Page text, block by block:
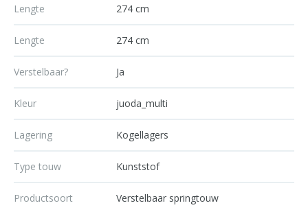
Lengte 274 cm
Lengte 274 cm
Verstelbaar? Ja
Kleur juoda_multi
Lagering Kogellagers
Type touw Kunststof
Productsoort Verstelbaar springtouw